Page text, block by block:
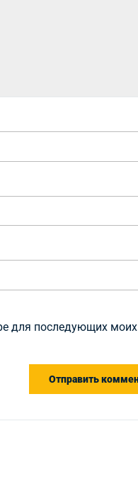
для последующих моих